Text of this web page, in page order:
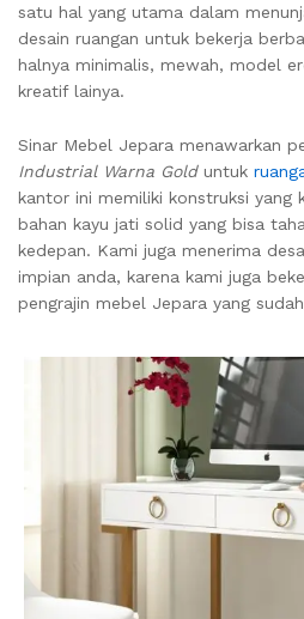
satu hal yang utama dalam
desain ruangan untuk bekerja
halnya minimalis, mewah, model
kreatif lainya.
Sinar Mebel Jepara menawarkan
Industrial Warna Golduntuk
kantor ini memiliki konstruksi yang
bahan kayu jati solid yang bisa
kedepan. Kami juga menerima
impian anda, karena kami juga
pengrajin mebel Jepara yang